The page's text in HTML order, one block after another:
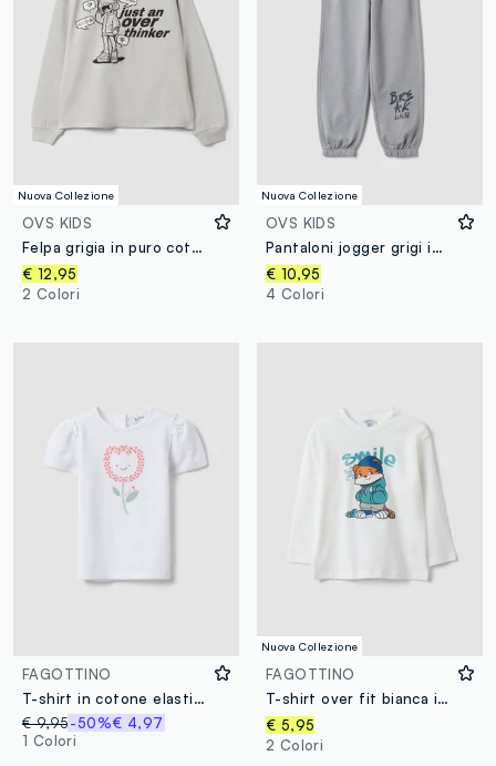
Nuova Collezione
OVS KIDS
Felpa grigia in puro cotone con collo a costine e stampa per ragazza
€ 12,95
2 Colori
Nuova Collezione
OVS KIDS
Pantaloni jogger grigi in puro cotone
€ 10,95
4 Colori
FAGOTTINO
T-shirt in cotone elasticizzato bianca da bimba regular fit con fiore
€ 9,95-50%€ 4,97
1 Colori
Nuova Collezione
FAGOTTINO
T-shirt over fit bianca in puro cotone organico con stampa tigre per bimbo
€ 5,95
2 Colori